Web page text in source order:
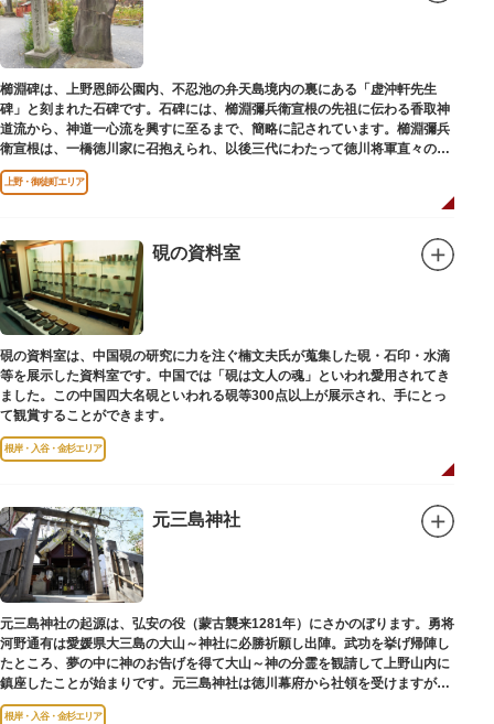
櫛淵碑は、上野恩師公園内、不忍池の弁天島境内の裏にある「虚沖軒先生
碑」と刻まれた石碑です。石碑には、櫛淵彌兵衛宣根の先祖に伝わる香取神
道流から、神道一心流を興すに至るまで、簡略に記されています。櫛淵彌兵
衛宣根は、一橋徳川家に召抱えられ、以後三代にわたって徳川将軍直々の護
衛役として仕えました。
上野・御徒町エリア
硯の資料室
硯の資料室は、中国硯の研究に力を注ぐ楠文夫氏が蒐集した硯・石印・水滴
等を展示した資料室です。中国では「硯は文人の魂」といわれ愛用されてき
ました。この中国四大名硯といわれる硯等300点以上が展示され、手にとっ
て観賞することができます。
根岸・入谷・金杉エリア
元三島神社
元三島神社の起源は、弘安の役（蒙古襲来1281年）にさかのぼります。勇将
河野通有は愛媛県大三島の大山～神社に必勝祈願し出陣。武功を挙げ帰陣し
たところ、夢の中に神のお告げを得て大山～神の分霊を観請して上野山内に
鎮座したことが始まりです。元三島神社は徳川幕府から社領を受けますが、
御用地となったために上野から浅草へ移転し、現在の地に至ります。
根岸・入谷・金杉エリア